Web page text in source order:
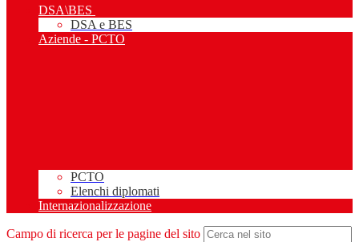
DSA\BES
DSA e BES
Aziende - PCTO
PCTO
Elenchi diplomati
Internazionalizzazione
Campo di ricerca per le pagine del sito